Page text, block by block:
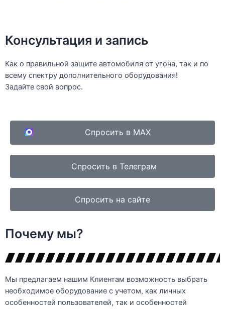
Консультация и запись
Как о правильной защите автомобиля от угона, так и по
всему спектру дополнительного оборудования!
Задайте свой вопрос.
Спросить в MAX
Спросить в Телеграм
Спросить на сайте
Почему мы?
Мы предлагаем нашим Клиентам возможность выбрать
необходимое оборудование с учетом, как личных
особенностей пользователей, так и особенностей